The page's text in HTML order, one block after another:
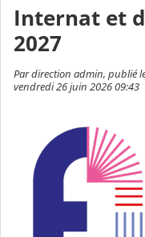
Internat et
2027
Par direction admin, publié
vendredi 26 juin 2026 09:43